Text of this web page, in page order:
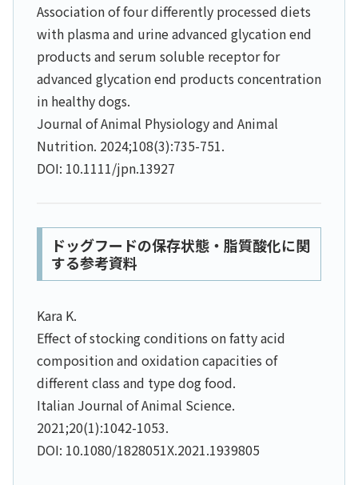
Association of four differently processed diets
with plasma and urine advanced glycation end
products and serum soluble receptor for
advanced glycation end products concentration
in healthy dogs.
Journal of Animal Physiology and Animal
Nutrition. 2024;108(3):735-751.
DOI: 10.1111/jpn.13927
ドッグフードの保存状態・脂質酸化に関
する参考資料
Kara K.
Effect of stocking conditions on fatty acid
composition and oxidation capacities of
different class and type dog food.
Italian Journal of Animal Science.
2021;20(1):1042-1053.
DOI: 10.1080/1828051X.2021.1939805